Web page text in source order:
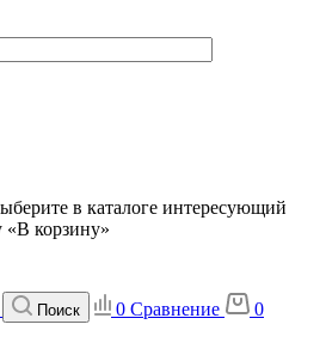
в каталоге интересующий
«В корзину»
Поиск 0 Сравнение
0